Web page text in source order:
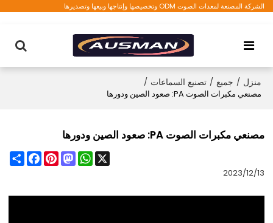
الشركة المصنعة لمعدات الصوت ODM وتخصيصها وإنتاجها وبيعها وتصديرها
منزل / جميع / تصنيع السماعات /
مصنعي مكبرات الصوت PA: صعود الصين ودورها
مصنعي مكبرات الصوت PA: صعود الصين ودورها
Share
FacebookPinterest
Mastodon
WhatsApp
X
2023/12/13